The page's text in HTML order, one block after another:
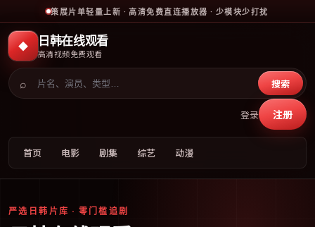
策展片单轻量上新 · 高清免费直连播放器 · 少模块少打扰
◆ 日韩在线观看
高清视频免费观看
首页 电影 剧集 综艺 动漫
⌕ 搜索
登录 注册
严选日韩片库 · 零门槛追剧